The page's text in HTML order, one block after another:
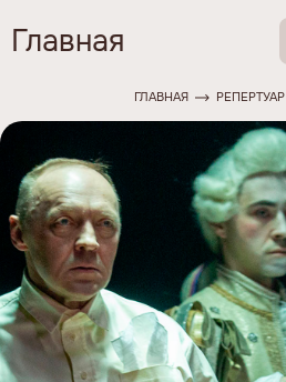
Главная
ГЛАВНАЯ РЕПЕРТУАР